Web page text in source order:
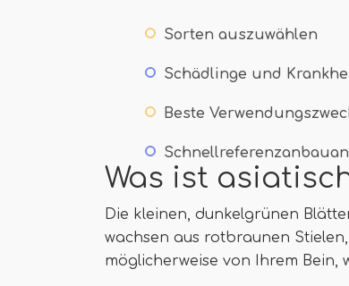
Sorten auszuwählen
Schädlinge und
Beste
Was ist
Die kleinen, dunkelgrünen
wachsen aus rotbraunen
möglicherweise von Ihrem